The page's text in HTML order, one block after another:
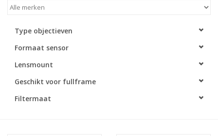
Type objectieven
Formaat sensor
Lensmount
Geschikt voor fullframe
Filtermaat